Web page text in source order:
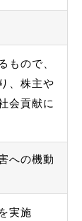
もので、
、株主や
会貢献に
への機動
実施